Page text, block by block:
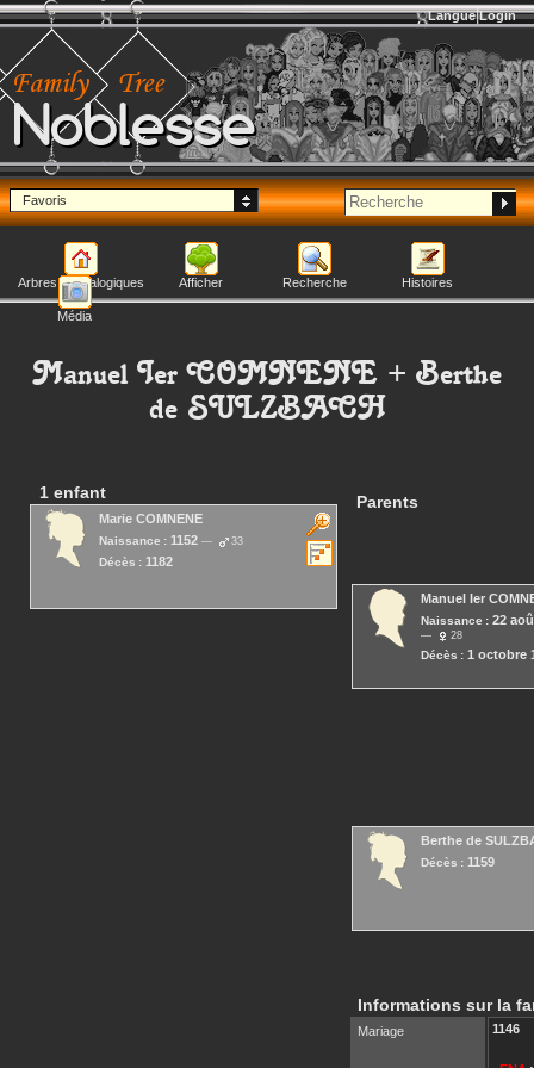
Noblesse
Langue Login
Favoris
Arbres généalogiques Afficher Recherche Histoires
Média
Manuel Ier COMNENE + Berthe
de SULZBACH
1 enfant
Marie COMNENE
Naissance : 1152 33
Décès : 1182
Parents
Manuel Ier
Naissance : 22
28
Décès : 1 octobre
Berthe de
Décès : 1159
Informations sur la
Mariage 1146